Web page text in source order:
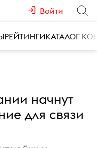
Войти
РЕЙТИНГИКАТАЛОГ
начнут
для связи